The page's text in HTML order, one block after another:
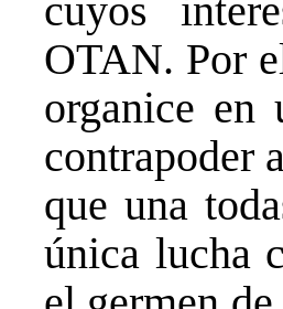
cuyos
OTAN. Por
organice en
contrapoder
que una
única lucha